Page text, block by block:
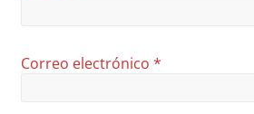
Correo electrónico*